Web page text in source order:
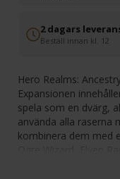
2 dagars
Beställ innan kl. 12
Hero Realms:
Expansionen
spela som en dvärg,
använda alla raserna
kombinera dem med
Ogre Wizard, Elven
de andra 30 nya